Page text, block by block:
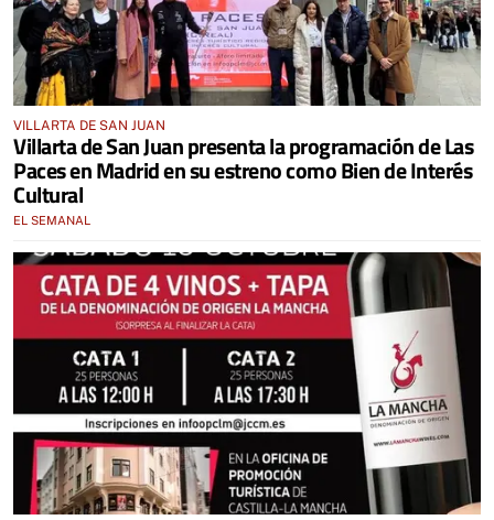
VILLARTA DE SAN JUAN
Villarta de San Juan presenta la programación de Las
Paces en Madrid en su estreno como Bien de Interés
Cultural
EL SEMANAL